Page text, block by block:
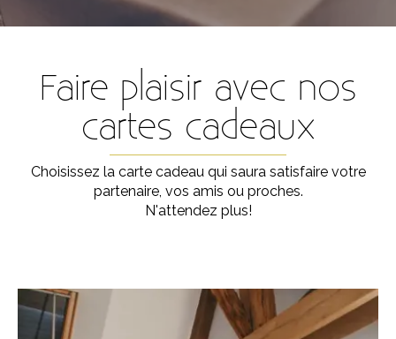
Faire plaisir avec nos
cartes cadeaux
Choisissez la carte cadeau qui saura satisfaire votre
partenaire, vos amis ou proches.
N'attendez plus!